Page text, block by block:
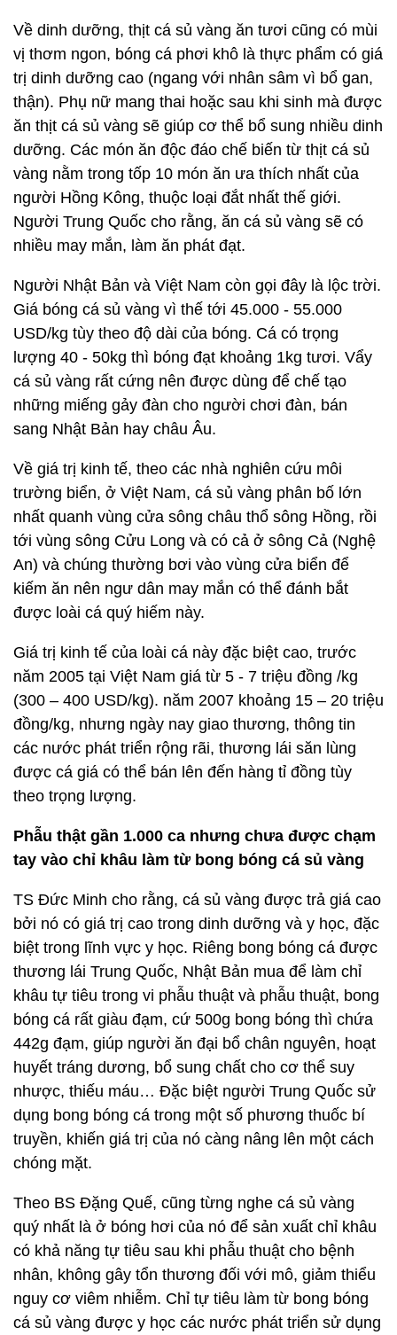
Về dinh dưỡng, thịt cá sủ vàng ăn tươi cũng có mùi
vị thơm ngon, bóng cá phơi khô là thực phẩm có giá
trị dinh dưỡng cao (ngang với nhân sâm vì bổ gan,
thận). Phụ nữ mang thai hoặc sau khi sinh mà được
ăn thịt cá sủ vàng sẽ giúp cơ thể bổ sung nhiều dinh
dưỡng. Các món ăn độc đáo chế biến từ thịt cá sủ
vàng nằm trong tốp 10 món ăn ưa thích nhất của
người Hồng Kông, thuộc loại đắt nhất thế giới.
Người Trung Quốc cho rằng, ăn cá sủ vàng sẽ có
nhiều may mắn, làm ăn phát đạt.
Người Nhật Bản và Việt Nam còn gọi đây là lộc trời.
Giá bóng cá sủ vàng vì thế tới 45.000 - 55.000
USD/kg tùy theo độ dài của bóng. Cá có trọng
lượng 40 - 50kg thì bóng đạt khoảng 1kg tươi. Vẩy
cá sủ vàng rất cứng nên được dùng để chế tạo
những miếng gảy đàn cho người chơi đàn, bán
sang Nhật Bản hay châu Âu.
Về giá trị kinh tế, theo các nhà nghiên cứu môi
trường biển, ở Việt Nam, cá sủ vàng phân bố lớn
nhất quanh vùng cửa sông châu thổ sông Hồng, rồi
tới vùng sông Cửu Long và có cả ở sông Cả (Nghệ
An) và chúng thường bơi vào vùng cửa biển để
kiếm ăn nên ngư dân may mắn có thể đánh bắt
được loài cá quý hiếm này.
Giá trị kinh tế của loài cá này đặc biệt cao, trước
năm 2005 tại Việt Nam giá từ 5 - 7 triệu đồng /kg
(300 – 400 USD/kg). năm 2007 khoảng 15 – 20 triệu
đồng/kg, nhưng ngày nay giao thương, thông tin
các nước phát triển rộng rãi, thương lái săn lùng
được cá giá có thể bán lên đến hàng tỉ đồng tùy
theo trọng lượng.
Phẫu thật gần 1.000 ca nhưng chưa được chạm
tay vào chỉ khâu làm từ bong bóng cá sủ vàng
TS Đức Minh cho rằng, cá sủ vàng được trả giá cao
bởi nó có giá trị cao trong dinh dưỡng và y học, đặc
biệt trong lĩnh vực y học. Riêng bong bóng cá được
thương lái Trung Quốc, Nhật Bản mua để làm chỉ
khâu tự tiêu trong vi phẫu thuật và phẫu thuật, bong
bóng cá rất giàu đạm, cứ 500g bong bóng thì chứa
442g đạm, giúp người ăn đại bổ chân nguyên, hoạt
huyết tráng dương, bổ sung chất cho cơ thể suy
nhược, thiếu máu… Đặc biệt người Trung Quốc sử
dụng bong bóng cá trong một số phương thuốc bí
truyền, khiến giá trị của nó càng nâng lên một cách
chóng mặt.
Theo BS Đặng Quế, cũng từng nghe cá sủ vàng
quý nhất là ở bóng hơi của nó để sản xuất chỉ khâu
có khả năng tự tiêu sau khi phẫu thuật cho bệnh
nhân, không gây tổn thương đối với mô, giảm thiểu
nguy cơ viêm nhiễm. Chỉ tự tiêu làm từ bong bóng
cá sủ vàng được y học các nước phát triển sử dụng